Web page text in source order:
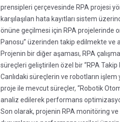
prensipleri çerçevesinde RPA projesi
karşılaşılan hata kayıtları sistem
önüne geçilmesi için RPA projelerinde
Panosu” üzerinden takip edilmekte ve
Projenin bir diğer aşaması, RPA
süreçleri geliştirilen özel bir “RPA
Canlıdaki süreçlerin ve robotların
proje ile mevcut süreçler, “Robotik
analiz edilerek performans
Son olarak, projenin RPA monitöring